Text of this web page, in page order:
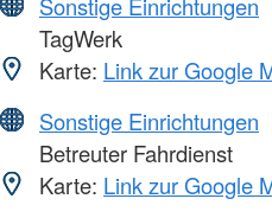
TagWerk
Karte: Link zur Google
Sonstige Einrichtungen
Betreuter Fahrdienst
Karte: Link zur Google